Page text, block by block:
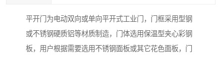
平开门为电动双向或单向平开式工业门，门框采用型钢
或不锈钢硬质铝等材质制造，门体选用保温型夹心彩钢
板，用户根据需要选用不锈钢面板或其它花色面板，门